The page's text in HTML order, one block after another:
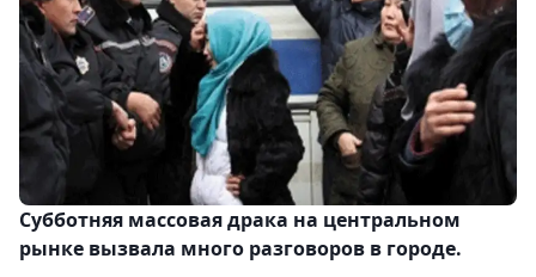
Субботняя массовая драка на центральном
рынке вызвала много разговоров в городе.